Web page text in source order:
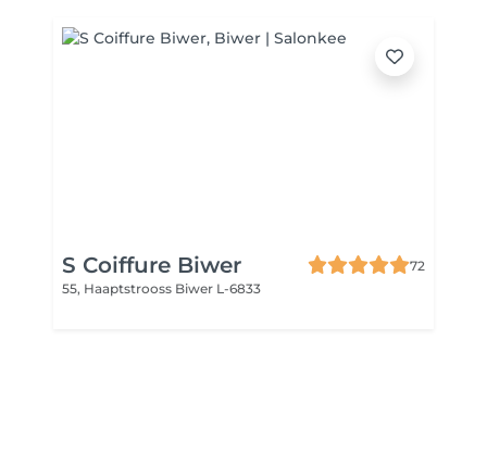
S Coiffure Biwer
72
55, Haaptstrooss Biwer L-6833